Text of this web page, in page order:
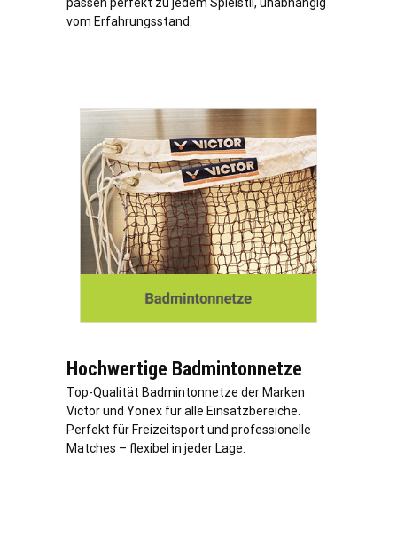
passen perfekt zu jedem Spielstil, unabhängig
vom Erfahrungsstand.
Hochwertige Badmintonnetze
Top-Qualität Badmintonnetze der Marken
Victor und Yonex für alle Einsatzbereiche.
Perfekt für Freizeitsport und professionelle
Matches – flexibel in jeder Lage.